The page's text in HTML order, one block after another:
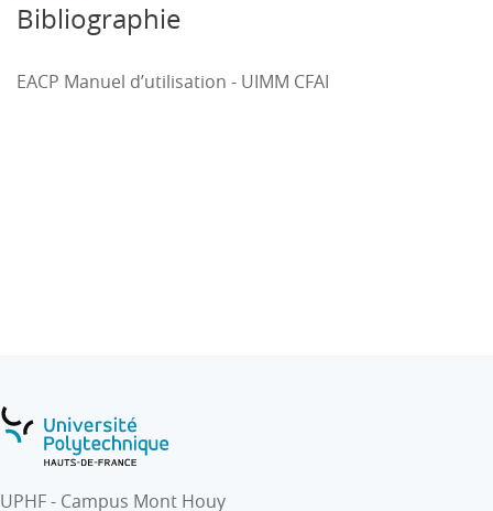
Bibliographie
EACP Manuel d’utilisation - UIMM CFAI
UPHF - Campus Mont Houy